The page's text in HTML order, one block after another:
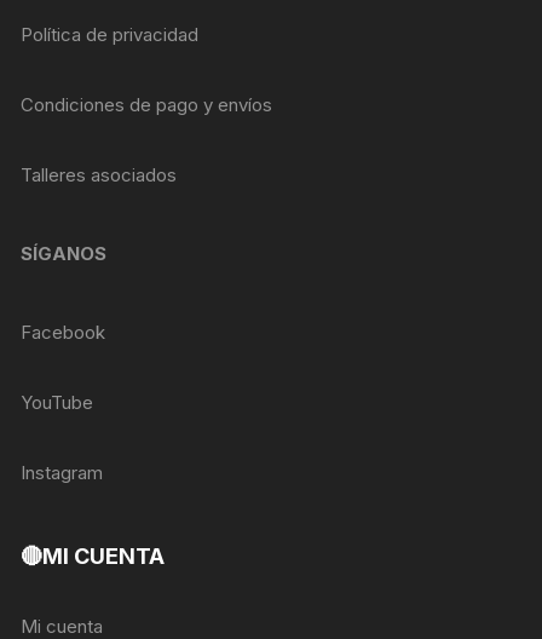
Política de privacidad
Condiciones de pago y envíos
Talleres asociados
SÍGANOS
Facebook
YouTube
Instagram
🔴MI CUENTA
Mi cuenta